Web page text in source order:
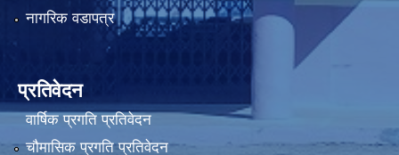
नागरिक वडापत्र
प्रतिवेदन
वार्षिक प्रगति प्रतिवेदन
चौमासिक प्रगति प्रतिवेदन